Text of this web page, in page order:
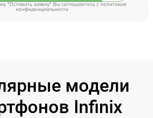
"Оставить заявку" Вы соглашаетесь cполитикой
конфиденциальности
модели
Infinix